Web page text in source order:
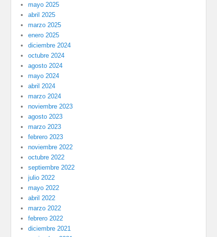
mayo 2025
abril 2025
marzo 2025
enero 2025
diciembre 2024
octubre 2024
agosto 2024
mayo 2024
abril 2024
marzo 2024
noviembre 2023
agosto 2023
marzo 2023
febrero 2023
noviembre 2022
octubre 2022
septiembre 2022
julio 2022
mayo 2022
abril 2022
marzo 2022
febrero 2022
diciembre 2021